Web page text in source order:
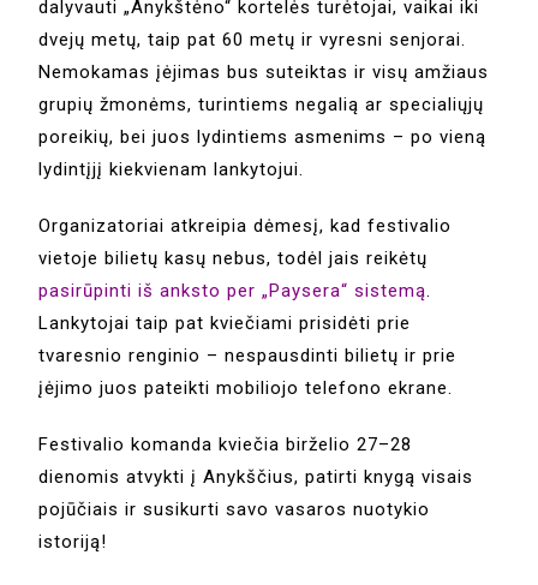
dalyvauti „Anykštėno“ kortelės turėtojai, vaikai iki
dvejų metų, taip pat 60 metų ir vyresni senjorai.
Nemokamas įėjimas bus suteiktas ir visų amžiaus
grupių žmonėms, turintiems negalią ar specialiųjų
poreikių, bei juos lydintiems asmenims – po vieną
lydintįjį kiekvienam lankytojui.
Organizatoriai atkreipia dėmesį, kad festivalio
vietoje bilietų kasų nebus, todėl jais reikėtų
pasirūpinti iš anksto per „Paysera“ sistemą.
Lankytojai taip pat kviečiami prisidėti prie
tvaresnio renginio – nespausdinti bilietų ir prie
įėjimo juos pateikti mobiliojo telefono ekrane.
Festivalio komanda kviečia birželio 27–28
dienomis atvykti į Anykščius, patirti knygą visais
pojūčiais ir susikurti savo vasaros nuotykio
istoriją!